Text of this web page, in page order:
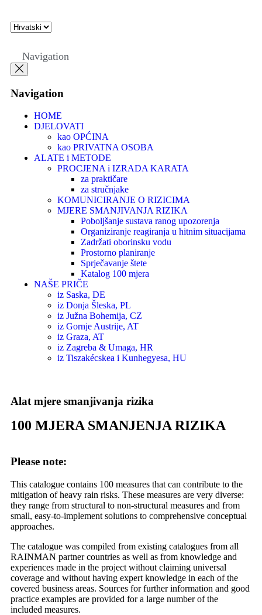
Navigation
Navigation
HOME
DJELOVATI
kao OPĆINA
kao PRIVATNA OSOBA
ALATE i METODE
PROCJENA i IZRADA KARATA
za praktičare
za stručnjake
KOMUNICIRANJE O RIZICIMA
MJERE SMANJIVANJA RIZIKA
Poboljšanje sustava ranog upozorenja
Organiziranje reagiranja u hitnim situacijama
Zadržati oborinsku vodu
Prostorno planiranje
Sprječavanje štete
Katalog 100 mjera
NAŠE PRIČE
iz Saska, DE
iz Donja Šleska, PL
iz Južna Bohemija, CZ
iz Gornje Austrije, AT
iz Graza, AT
iz Zagreba & Umaga, HR
iz Tiszakécskea i Kunhegyesa, HU
Alat mjere smanjivanja rizika
100 MJERA SMANJENJA RIZIKA
Please note:
This catalogue contains 100 measures that can contribute to the
mitigation of heavy rain risks. These measures are very diverse:
they range from structural to non-structural measures and from
small, easy-to-implement solutions to comprehensive conceptual
approaches.
The catalogue was compiled from existing catalogues from all
RAINMAN partner countries as well as from knowledge and
experiences made in the project without claiming universal
coverage and without having expert knowledge in each of the
covered business areas. Sources for further information and good
practice examples are provided for a large number of the
included measures.